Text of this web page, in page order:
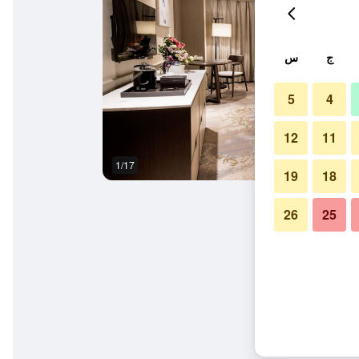
1/17
ج س
4
5
11
12
18
19
25
26